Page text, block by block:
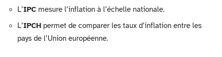
L’IPC mesure l’inflation à l’échelle nationale.
L’IPCH permet de comparer les taux d’inflation entre les
pays de l’Union européenne.